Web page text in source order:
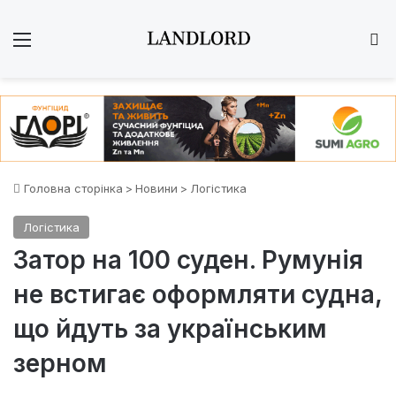
Головна сторінка > Новини > Логістика
Логістика
Затор на 100 суден. Румунія
не встигає оформляти судна,
що йдуть за українським
зерном